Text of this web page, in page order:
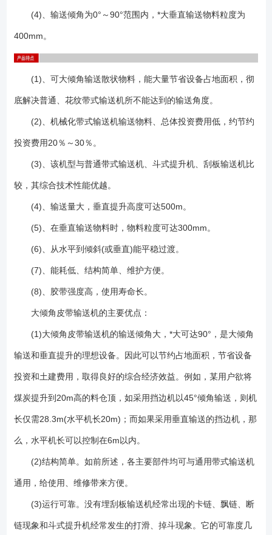
还可以在机头和机尾设置任意长度的水平输送段，便于和其他设备衔接。
图）。 1.波状挡边输送带：在输送机中起曳引和承载作用。波状挡
边、横隔板和基带形成了输送物料的"闸"形容器,从而实现大倾角输
装式减速器,楔块式逆止器组成。 3.传动滚筒：是动力传递的主要部件,
输送带借其与传动滚筒之间的摩擦力而运行。本系列传动滚筒有胶面和光
面)。 5.压带轮：用于改变输送带的运行方向,压带轮用于输送带上表面
(承载面)。 6.托辊：托辊用于支承输送带和带上的物料、使其稳定运
用于在凸弧段机架上支承输送带下分支,其支承于挡边输送带两侧的空边
上。若干组托带辊形成一个圆弧段用于使输送带改向。托带辊采用悬臂支
拍打输送带背面,震落粘在输送带上的物料。 10.拉紧装置：它的作用
有:1.使输送带具有足够的张力,保证输送带和传动滚筒间不打滑。2.***输送
11.机架、头部漏斗、头部护罩、导料槽、中间架、中间架支腿等：在输送
机中分别起支承、防尘和导料作用。本系列中间架支腿有低式、中式和高
式中间架支腿)。 1、 尾架（带张紧装置） 2、尾架 3、挡边输送带
4、导料槽 5、凹弧段支架 6、压带轮 7、改向轮 8、中间架 9、中间架支
15、驱动辊（含动力） 16、下料斗 （1）依照产品结构中基本布置形
式选取合适的工艺结构； （2）设备常用材质有碳钢与不锈钢等；
(4)、输送倾角为0°～90°范围内，*大垂直输送物料粒度为
400mm。
(1)、可大倾角输送散状物料，能大量节省设备占地面积，彻
底解决普通、花纹带式输送机所不能达到的输送角度。
(2)、机械化带式输送机输送物料、总体投资费用低，约节约
投资费用20％～30％。
(3)、该机型与普通带式输送机、斗式提升机、刮板输送机比
较，其综合技术性能优越。
(4)、输送量大，垂直提升高度可达500m。
(5)、在垂直输送物料时，物料粒度可达300mm。
(6)、从水平到倾斜(或垂直)能平稳过渡。
(7)、能耗低、结构简单、维护方便。
(8)、胶带强度高，使用寿命长。
大倾角皮带输送机的主要优点：
(1)大倾角皮带输送机的输送倾角大，*大可达90°，是大倾角
输送和垂直提升的理想设备。因此可以节约占地面积，节省设备
投资和土建费用，取得良好的综合经济效益。例如，某用户欲将
煤炭提升到20m高的料仓顶，如采用挡边机以45°倾角输送，则机
长仅需28.3m(水平机长20m)；而如果采用垂直输送的挡边机，那
么，水平机长可以控制在6m以内。
(2)结构简单。如前所述，各主要部件均可与通用带式输送机
通用，给使用、维修带来方便。
(3)运行可靠。没有埋刮板输送机经常出现的卡链、飘链、断
链现象和斗式提升机经常发生的打滑、掉斗现象。它的可靠度几